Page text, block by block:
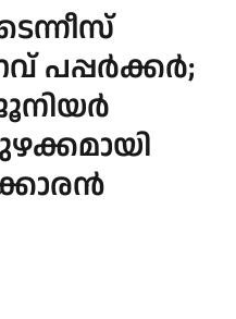
പപ്പർക്കർ;